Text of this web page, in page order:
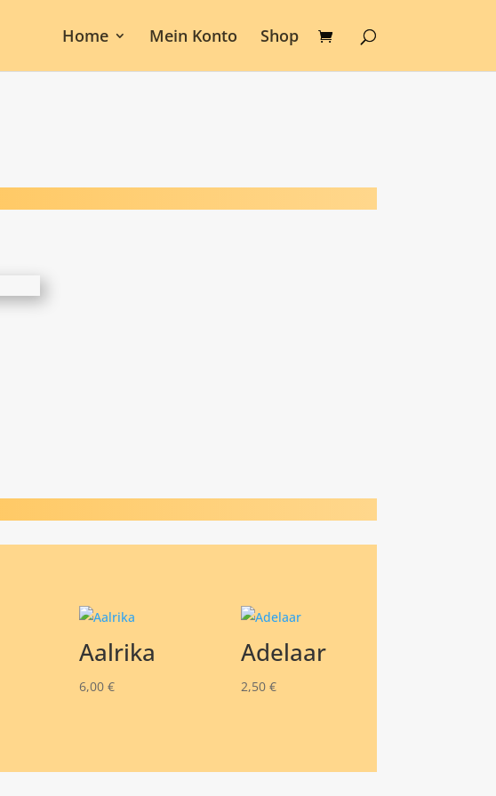
Home Mein Konto Shop
Aalrika
6,00 €
Adelaar
2,50€